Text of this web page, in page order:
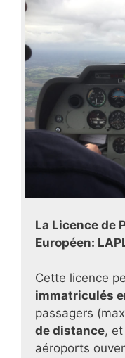
La Licence de
Européen:
Cette licence
immatriculés
passagers
de distance,
aéroports